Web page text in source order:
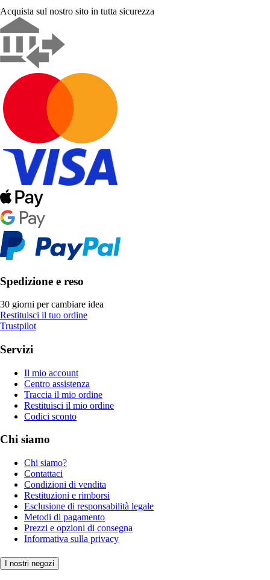
Acquista sul nostro sito in tutta sicurezza
Spedizione e reso
30 giorni per cambiare idea
Restituisci il tuo ordine
Trustpilot
Servizi
Il mio account
Centro assistenza
Traccia il mio ordine
Restituisci il mio ordine
Codici sconto
Chi siamo
Chi siamo?
Contattaci
Condizioni di vendita
Restituzioni e rimborsi
Esclusione di responsabilità legale
Metodi di pagamento
Prezzi e opzioni di consegna
Informativa sulla privacy
I nostri negozi